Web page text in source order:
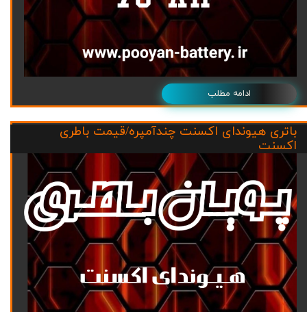
ادامه مطلب
باتری هیوندای اکسنت چندآمپره/قیمت باطری
اکسنت